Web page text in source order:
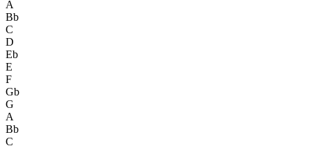
A
Bb
C
D
Eb
E
F
Gb
G
A
Bb
C